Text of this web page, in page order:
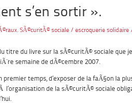
s’en sortir ».
, SÃ©curitÃ© sociale / escroquerie
titre du livre sur la sÃ©curitÃ© sociale que
semaine de dÃ©cembre 2007.
premier temps, d’exposer de la faÃ§on la
l’organisation de la sÃ©curitÃ© sociale